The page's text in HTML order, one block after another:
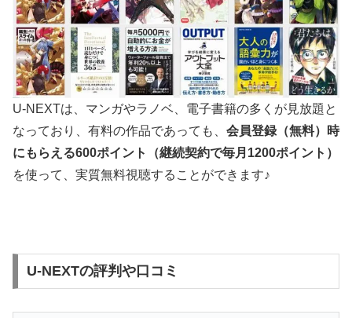
U-NEXTは、マンガやラノベ、電子書籍の多くが見放題と
なっており、有料の作品であっても、 会員登録（無料）時
にもらえる600ポイント（継続契約で毎月 1200ポイント）
を使って、実質無料視聴することができます♪
U-NEXTの評判や口コミ